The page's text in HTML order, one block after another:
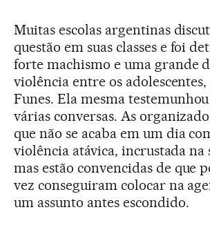
Muitas escolas argentinas
questão em suas classes e foi
forte machismo e uma grande
violência entre os
Funes. Ela mesma
várias conversas. As
que não se acaba em um dia
violência atávica, incrustada na
mas estão convencidas de que
vez conseguiram colocar na
um assunto antes escondido.